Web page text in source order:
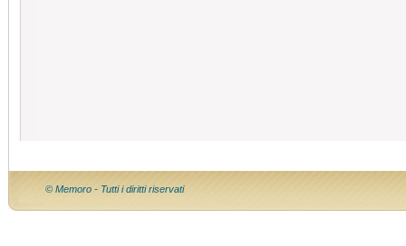
© Memoro - Tutti i diritti riservati